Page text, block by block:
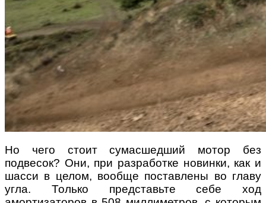
Но чего стоит сумасшедший мотор без
подвесок? Они, при разработке новинки, как и
шасси в целом, вообще поставлены во главу
угла. Только представьте себе ход